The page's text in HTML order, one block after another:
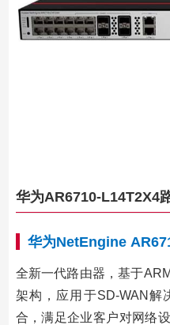
华为AR6710-L14T2X4
华为NetEngine
全新一代路由器，基于
架构，应用于SD-WAN解
合，满足企业客户对网络